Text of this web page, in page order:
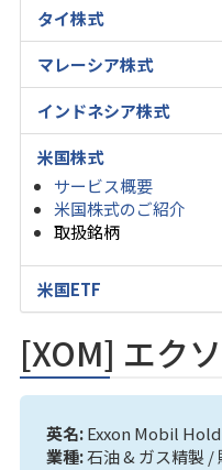
タイ株式
マレーシア株式
インドネシア株式
米国株式
サービス概要
米国株式のご紹介
取扱銘柄
米国ETF
[XOM] エク
英名:Exxon Mobil
業種:石油 & ガス精製 /